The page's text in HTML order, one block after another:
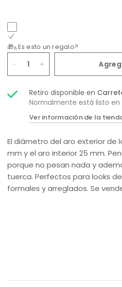
🎁¿Es esto un regalo?
Retiro disponible en
Normalmente está listo en
Ver información de la
El diámetro del aro exterior de
mm y el aro interior 25 mm.
porque no pesan nada y
tuerca. Perfectos para looks
formales y arreglados. Se